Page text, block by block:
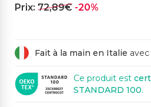
Prix: 72,89€ -20%
Fait à la main en Italie
Ce produit est
STANDARD 100.